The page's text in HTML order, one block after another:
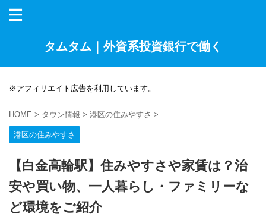
タムタム｜外資系投資銀行で働く
※アフィリエイト広告を利用しています。
HOME > タウン情報 > 港区の住みやすさ >
港区の住みやすさ
【白金高輪駅】住みやすさや家賃は？治
安や買い物、一人暮らし・ファミリーな
ど環境をご紹介